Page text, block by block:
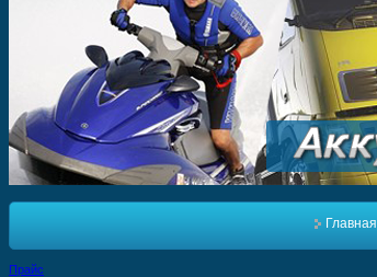
Главная
Прайс